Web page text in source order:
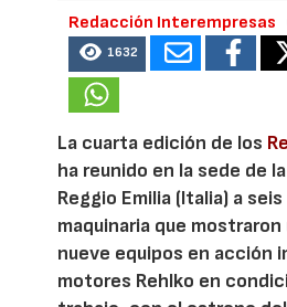
Redacción Interempresas
1632
La cuarta edición de los
ha reunido en la sede de
Reggio Emilia (Italia) a
maquinaria que
nueve equipos en acción
motores Rehlko en